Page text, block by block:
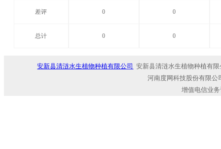
差评 0 0
总计 0 0
安新县清涟水生植物种植有限公司 安新县清涟水生植物种植有
河南度网科技股份有限
增值电信业